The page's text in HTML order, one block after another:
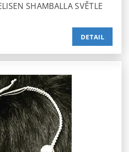
SHAMBALLA SVĚTLE
DETAIL